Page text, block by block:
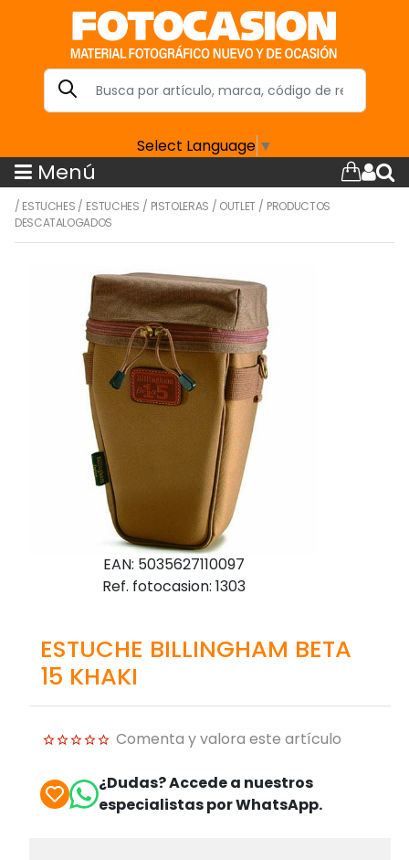
Select Language ▼
Menú
/ ESTUCHES / ESTUCHES / PISTOLERAS / OUTLET / PRODUCTOS
DESCATALOGADOS
EAN: 5035627110097
Ref. fotocasion: 1303
ESTUCHE BILLINGHAM BETA
15 KHAKI
Comenta y valora este artículo
¿Dudas? Accede a nuestros
especialistas por WhatsApp.